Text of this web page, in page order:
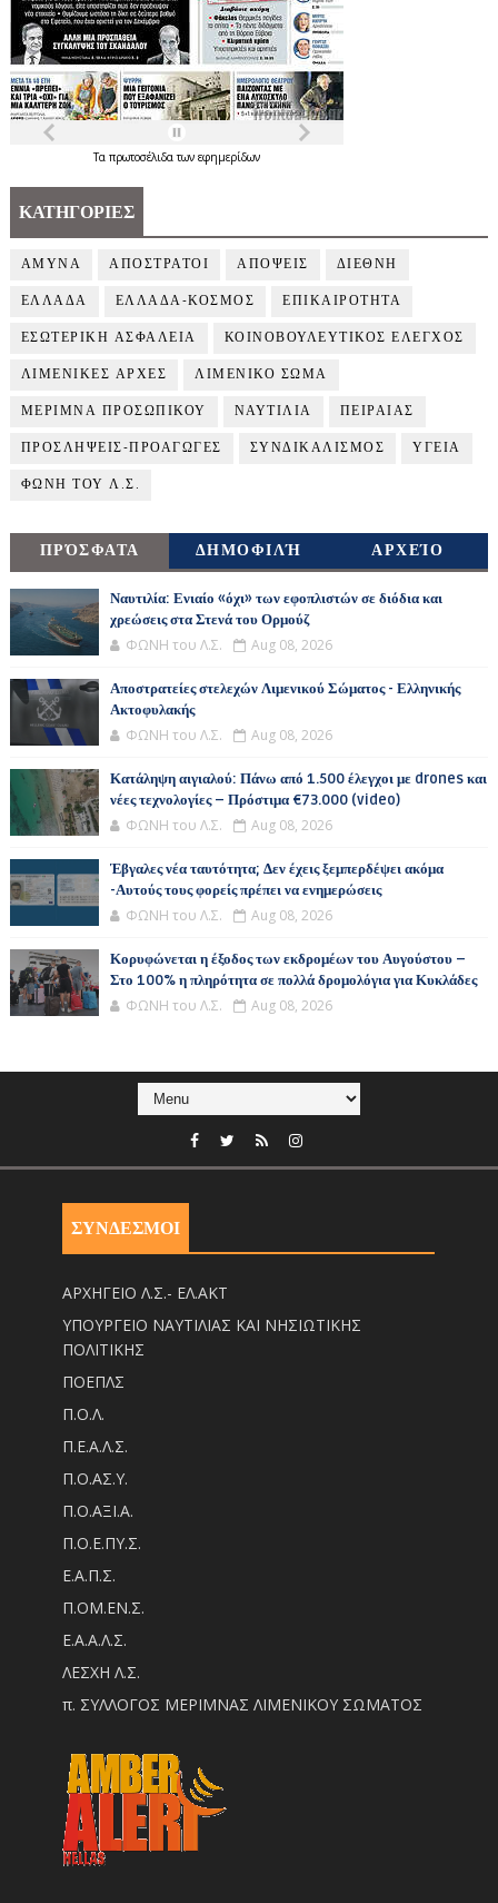
Τα πρωτοσέλιδατων εφημερίδων
ΚΑΤΗΓΟΡΙΕΣ
ΑΜΥΝΑ ΑΠΟΣΤΡΑΤΟΙ ΑΠΟΨΕΙΣ ΔΙΕΘΝΗ
ΕΛΛΑΔΑ ΕΛΛΑΔΑ-ΚΟΣΜΟΣ ΕΠΙΚΑΙΡΟΤΗΤΑ
ΕΣΩΤΕΡΙΚΗ ΑΣΦΑΛΕΙΑ ΚΟΙΝΟΒΟΥΛΕΥΤΙΚΟΣ ΕΛΕΓΧΟΣ
ΛΙΜΕΝΙΚΕΣ ΑΡΧΕΣ ΛΙΜΕΝΙΚΟ ΣΩΜΑ
ΜΕΡΙΜΝΑ ΠΡΟΣΩΠΙΚΟΥ ΝΑΥΤΙΛΙΑ ΠΕΙΡΑΙΑΣ
ΠΡΟΣΛΗΨΕΙΣ-ΠΡΟΑΓΩΓΕΣ ΣΥΝΔΙΚΑΛΙΣΜΟΣ ΥΓΕΙΑ
ΦΩΝΗ ΤΟΥ Λ.Σ.
ΠΡΌΣΦΑΤΑ ΔΗΜΟΦΙΛΉ ΑΡΧΕΊΟ
Ναυτιλία: Ενιαίο «όχι» των εφοπλιστών σε διόδια και
χρεώσεις στα Στενά του Ορμούζ
ΦΩΝΗ του Λ.Σ. Aug 08, 2026
Αποστρατείες στελεχών Λιμενικού Σώματος - Ελληνικής
Ακτοφυλακής
ΦΩΝΗ του Λ.Σ. Aug 08, 2026
Κατάληψη αιγιαλού: Πάνω από 1.500 έλεγχοι με drones και
νέες τεχνολογίες – Πρόστιμα €73.000 (video)
ΦΩΝΗ του Λ.Σ. Aug 08, 2026
Έβγαλες νέα ταυτότητα; Δεν έχεις ξεμπερδέψει ακόμα
-Αυτούς τους φορείς πρέπει να ενημερώσεις
ΦΩΝΗ του Λ.Σ. Aug 08, 2026
Κορυφώνεται η έξοδος των εκδρομέων του Αυγούστου –
Στο 100% η πληρότητα σε πολλά δρομολόγια για Κυκλάδες
ΦΩΝΗ του Λ.Σ. Aug 08, 2026
ΣΥΝΔΕΣΜΟΙ
ΑΡΧΗΓΕΙΟ Λ.Σ.- ΕΛ.ΑΚΤ
ΥΠΟΥΡΓΕΙΟ ΝΑΥΤΙΛΙΑΣ ΚΑΙ ΝΗΣΙΩΤΙΚΗΣ
ΠΟΛΙΤΙΚΗΣ
ΠΟΕΠΛΣ
Π.Ο.Λ.
Π.Ε.Α.Λ.Σ.
Π.Ο.ΑΣ.Υ.
Π.Ο.ΑΞΙ.Α.
Π.Ο.Ε.ΠΥ.Σ.
Ε.Α.Π.Σ.
Π.ΟM.EN.Σ.
Ε.Α.Α.Λ.Σ.
ΛΕΣΧΗ Λ.Σ.
π. ΣΥΛΛΟΓΟΣ ΜΕΡΙΜΝΑΣ ΛΙΜΕΝΙΚΟΥ ΣΩΜΑΤΟΣ